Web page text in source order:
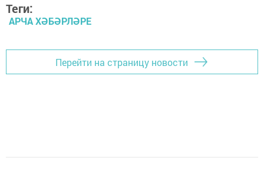
Теги:
АРЧА ХӘБӘРЛӘРЕ
Перейти на страницу новости